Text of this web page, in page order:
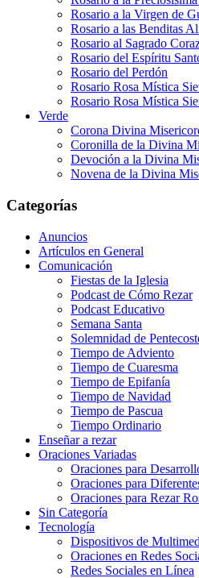
Rosario a la Virgen de
Rosario a las Benditas
Rosario al Sagrado
Rosario del Espíritu
Rosario del Perdón
Rosario Rosa Mística
Rosario Rosa Mística
Verde
Corona Divina
Coronilla de la Divina
Devoción a la Divina
Novena de la Divina
Categorías
Anuncios
Artículos en General
Comunicación
Fiestas de la Iglesia
Podcast de Cómo Rezar
Podcast Educativo
Semana Santa
Solemnidad de
Tiempo de Adviento
Tiempo de Cuaresma
Tiempo de Epifanía
Tiempo de Navidad
Tiempo de Pascua
Tiempo Ordinario
Enseñar a rezar
Oraciones Variadas
Oraciones para
Oraciones para
Oraciones para Rezar
Sin Categoría
Tecnología
Dispositivos de
Oraciones en Redes
Redes Sociales en Línea